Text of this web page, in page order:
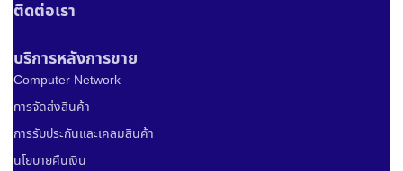
ติดต่อเรา
บริการหลังการขาย
Computer Network
การจัดส่งสินค้า
การรับประกันและเคลมสินค้า
นโยบายคืนเงิน